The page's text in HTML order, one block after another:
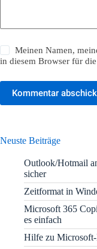
Meinen Namen,
in diesem Browser für
Kommentar
Neuste Beiträge
Outlook/Hotmail
sicher
Zeitformat in
Microsoft 365
es einfach
Hilfe zu Microsoft-